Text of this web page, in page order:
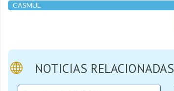
CASMUL
NOTICIAS RELACIONADAS